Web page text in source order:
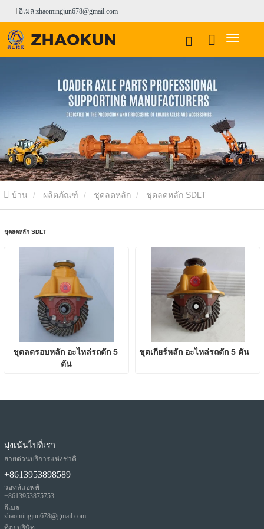
อีเมล:zhaomingjun678@gmail.com
บ้าน ผลิตภัณฑ์ ชุดลดหลัก ชุดลดหลัก SDLT
ชุดลดหลัก SDLT
ชุดลดรอบหลัก อะไหล่รถตัก 5
ตัน
ชุดเกียร์หลัก อะไหล่รถตัก 5 ตัน
มุ่งเน้นไปที่เรา
สายด่วนบริการแห่งชาติ
+8613953898589
วอทส์แอพพ์
+8613953875753
อีเมล
zhaomingjun678@gmail.com